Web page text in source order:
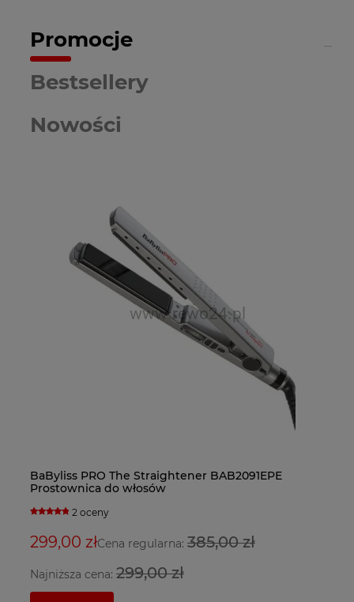
Promocje
Nowości
Bestsellery
BaByliss PRO The Straightener BAB2091EPE
Prostownica do włosów
2 oceny
299,00 złCena regularna: 385,00 zł
Najniższa cena: 299,00 zł